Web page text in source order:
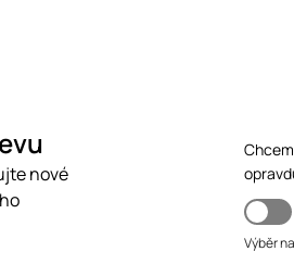
nové
Výběr